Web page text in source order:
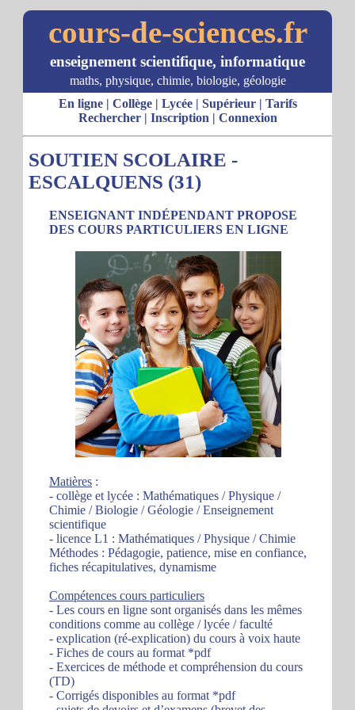
cours-de-sciences.fr
enseignement scientifique, informatique
maths, physique, chimie, biologie, géologie
En ligne| Collège| Lycée| Supérieur| Tarifs
Rechercher| Inscription | Connexion
SOUTIEN SCOLAIRE -
ESCALQUENS (31)
ENSEIGNANT INDÉPENDANT PROPOSE
DES COURS PARTICULIERS EN LIGNE
Matières :
- collège et lycée : Mathématiques / Physique /
Chimie / Biologie / Géologie / Enseignement
scientifique
- licence L1 : Mathématiques / Physique / Chimie
Méthodes : Pédagogie, patience, mise en confiance,
fiches récapitulatives, dynamisme
Compétences cours particuliers
- Les cours en ligne sont organisés dans les mêmes
conditions comme au collège / lycée / faculté
- explication (ré-explication) du cours à voix haute
- Fiches de cours au format *pdf
- Exercices de méthode et compréhension du cours
(TD)
- Corrigés disponibles au format *pdf